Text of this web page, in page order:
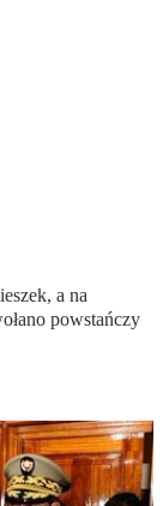
a na
powstańczy